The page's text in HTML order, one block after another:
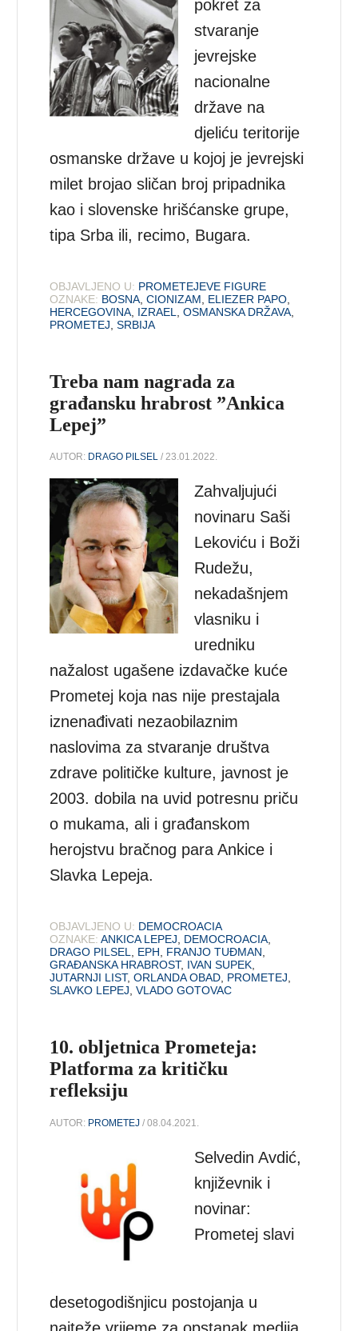
pokret za
stvaranje
jevrejske
nacionalne
države na
djeliću teritorije
osmanske države u kojoj je jevrejski
milet brojao sličan broj pripadnika
kao i slovenske hrišćanske grupe,
tipa Srba ili, recimo, Bugara.
OBJAVLJENO U: PROMETEJEVE FIGURE
OZNAKE: BOSNA ,CIONIZAM ELIEZER PAPO
HERCEGOVINA IZRAEL ,OSMANSKA DRŽAVA
PROMETEJ ,SRBIJA
Treba nam nagrada za
građansku hrabrost ”Ankica
Lepej”
AUTOR: DRAGO PILSEL / 23.01.2022.
Zahvaljujući
novinaru Saši
Lekoviću i Boži
Rudežu,
nekadašnjem
vlasniku i
uredniku
nažalost ugašene izdavačke kuće
Prometej koja nas nije prestajala
iznenađivati nezaobilaznim
naslovima za stvaranje društva
zdrave političke kulture, javnost je
2003. dobila na uvid potresnu priču
o mukama, ali i građanskom
herojstvu bračnog para Ankice i
Slavka Lepeja.
OBJAVLJENO U: DEMOCROACIA
OZNAKE: ANKICA LEPEJ, DEMOCROACIA,
DRAGO PILSEL, EPH, FRANJO TUĐMAN,
GRAĐANSKA HRABROST, IVAN SUPEK,
JUTARNJI LIST,ORLANDA OBAD, PROMETEJ,
SLAVKO LEPEJ,VLADO GOTOVAC
10. obljetnica Prometeja:
Platforma za kritičku
refleksiju
AUTOR: PROMETEJ / 08.04.2021.
Selvedin Avdić,
književnik i
novinar:
Prometej slavi
desetogodišnjicu postojanja u